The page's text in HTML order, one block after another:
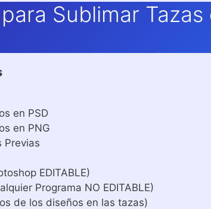
Sublimar
en PSD
en PNG
Previas
EDITABLE)
Programa NO EDITABLE)
de los diseños en las tazas)